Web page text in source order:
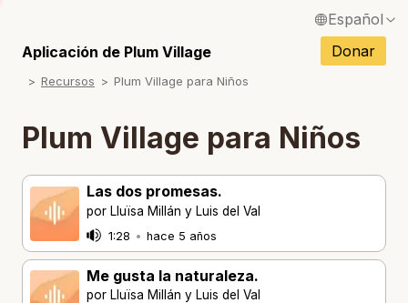
Español
English / Inglés
Français / Francés
Deutsch / Alemán
Aplicación de Plum Village Donar
Recursos Plum Village para Niños
Plum Village para Niños
Las dos promesas.
por Lluïsa Millán y Luis del Val
1:28 • hace 5 años
Me gusta la naturaleza.
por Lluïsa Millán y Luis del Val